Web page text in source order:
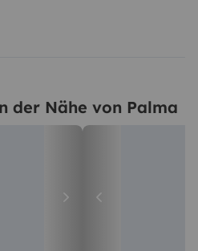
der Nähe von Palma